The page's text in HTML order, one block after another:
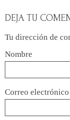
DEJA TU
Tu dirección de
Nombre
Correo electrónico